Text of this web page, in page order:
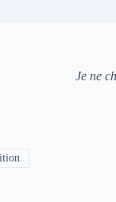
Je ne